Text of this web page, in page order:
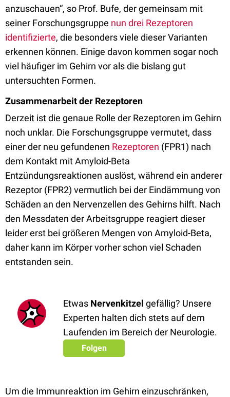
anzuschauen“, so Prof. Bufe, der gemeinsam mit
seiner Forschungsgruppe nun drei Rezeptoren
identifizierte, die besonders viele dieser Varianten
erkennen können. Einige davon kommen sogar noch
viel häufiger im Gehirn vor als die bislang gut
untersuchten Formen.
Zusammenarbeit der Rezeptoren
Derzeit ist die genaue Rolle der Rezeptoren im Gehirn
noch unklar. Die Forschungsgruppe vermutet, dass
einer der neu gefundenen Rezeptoren (FPR1) nach
dem Kontakt mit Amyloid-Beta
Entzündungsreaktionen auslöst, während ein anderer
Rezeptor (FPR2) vermutlich bei der Eindämmung von
Schäden an den Nervenzellen des Gehirns hilft. Nach
den Messdaten der Arbeitsgruppe reagiert dieser
leider erst bei größeren Mengen von Amyloid-Beta,
daher kann im Körper vorher schon viel Schaden
entstanden sein.
Etwas Nervenkitzel gefällig? Unsere
Experten halten dich stets auf dem
Laufenden im Bereich der Neurologie.
Folgen
Um die Immunreaktion im Gehirn einzuschränken,